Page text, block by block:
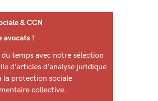
& CCN
avocats !
du temps avec notre sélection
d’articles d’analyse juridique
la protection sociale
collective.